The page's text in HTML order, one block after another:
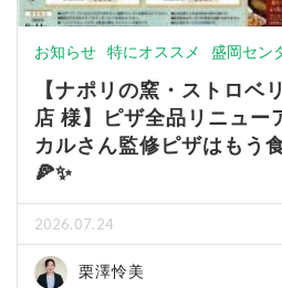
お知らせ 特にオススメ 盛岡セン
【ナポリの窯・ストロベ
店 様】ピザ全品リニュー
カルさん監修ピザはもう
🍕✨
2026.07.24
栗澤怜美